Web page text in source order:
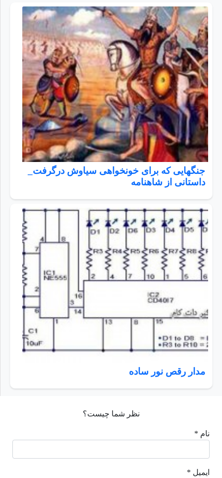
جنگهایی که برای خونخواهی سیاوش درگرفت_
داستانی از شاهنامه
مدار رقص نور ساده
نظر شما چیست؟
نام *
ایمیل *